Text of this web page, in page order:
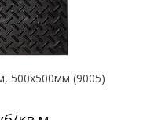
500х500мм (9005)